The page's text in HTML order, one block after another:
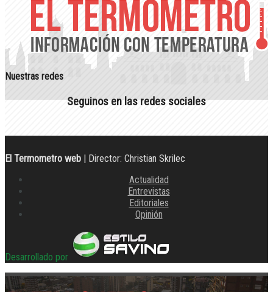
Nuestras redes
Seguinos en las redes sociales
El Termometro web | Director: Christian Skrilec
Actualidad
Entrevistas
Editoriales
Opinión
Desarrollado por